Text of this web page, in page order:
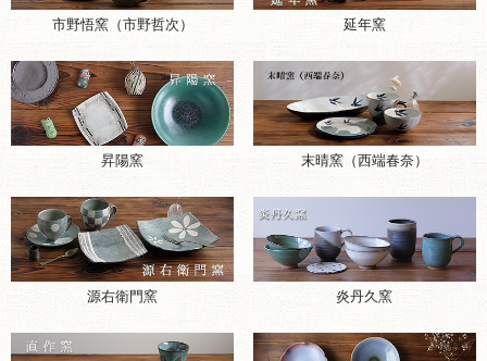
市野悟窯（市野哲次） 延年窯
昇陽窯 末晴窯（西端春奈）
源右衛門窯 炎丹久窯